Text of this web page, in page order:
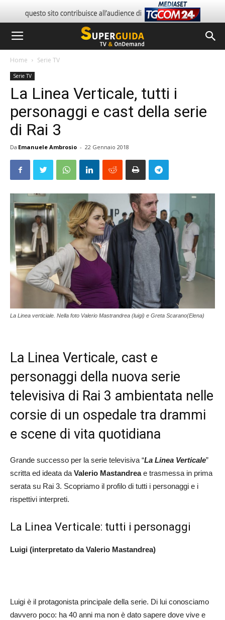
Home Serie TV
Serie TV
La Linea Verticale, tutti i
personaggi e cast della serie
di Rai 3
Da Emanuele Ambrosio - 22 Gennaio 2018
La Linea verticiale. Nella foto Valerio Mastrandrea (luigi) e Greta Scarano(Elena)
La Linea Verticale, cast e
personaggi della nuova serie
televisiva di Rai 3 ambientata nelle
corsie di un ospedale tra drammi
e scene di vita quotidiana
Grande successo per la serie televisiva “La Linea Verticale”
scritta ed ideata da Valerio Mastandreae trasmessa in prima
serata su Rai 3. Scopriamo il profilo di tutti i personaggi e i
rispettivi interpreti.
La Linea Verticale: tutti i personaggi
Luigi (interpretato da Valerio Mastandrea)
Luigi è il protagonista principale della serie. Di lui conosciamo
davvero poco: ha 40 anni ma non è dato sapere dove vive e